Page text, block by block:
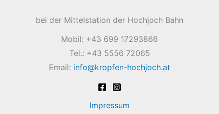
bei der Mittelstation der Hochjoch Bahn
Mobil: +43 699 17293866
Tel.: +43 5556 72065
Email: info@kropfen-hochjoch.at
Impressum